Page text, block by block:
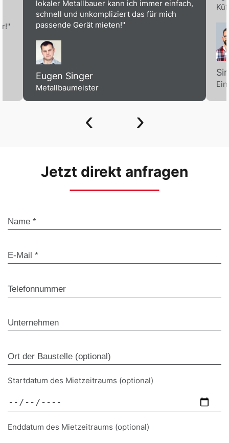
lokaler Metallbauer kann ich immer einfach,
schnell und unkompliziert das für mich
passende Gerät mieten!"
Eugen Singer
Metallbaumeister
‹ ›
Jetzt direkt anfragen
Startdatum des Mietzeitraums (optional)
Enddatum des Mietzeitraums (optional)